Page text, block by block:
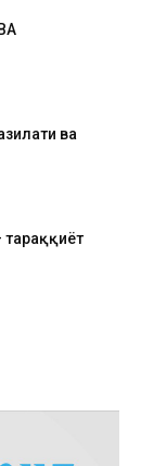
ва
тараққиёт